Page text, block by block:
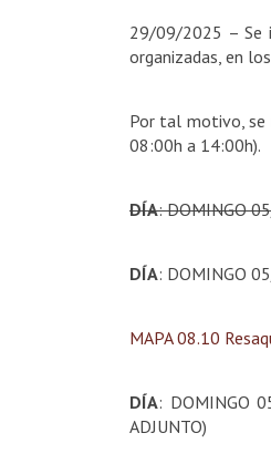
29/09/2025 – Se
organizadas, en
Por tal motivo, se
08:00h a 14:00h).
DÍA: DOMINGO
DÍA: DOMINGO
MAPA 08.10
DÍA: DOMINGO
ADJUNTO)